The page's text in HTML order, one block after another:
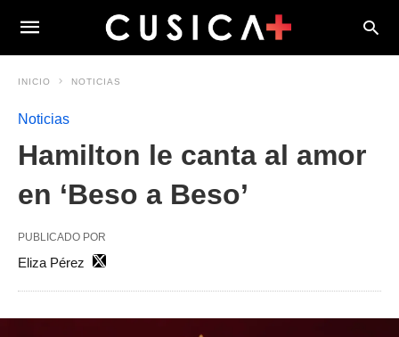
INICIO NOTICIAS
Noticias
Hamilton le canta al amor
en ‘Beso a Beso’
PUBLICADO POR
Eliza Pérez